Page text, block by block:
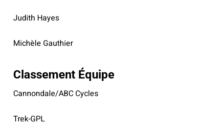
Judith Hayes
Michèle Gauthier
Classement Équipe
Cannondale/ABC Cycles
Trek-GPL